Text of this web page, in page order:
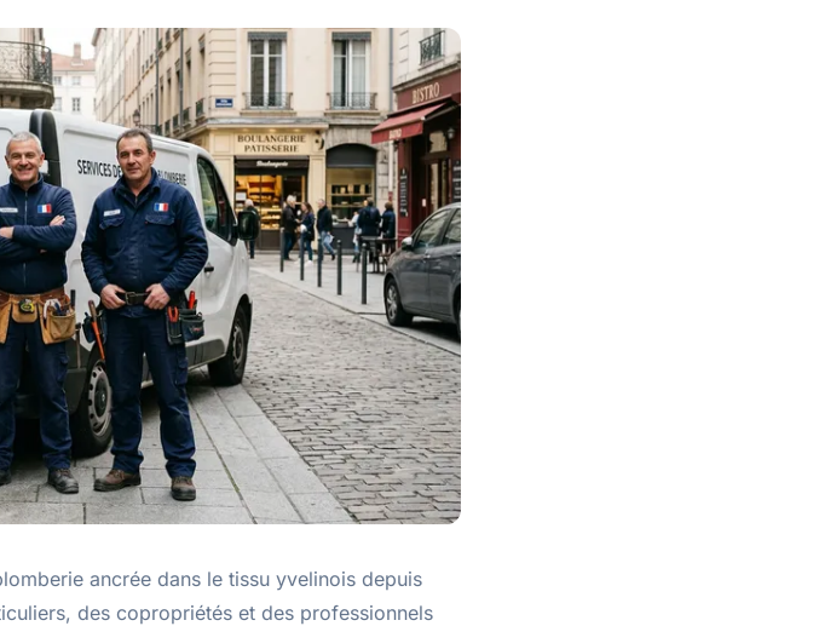
ancrée dans le tissu yvelinois depuis
des copropriétés et des professionnels